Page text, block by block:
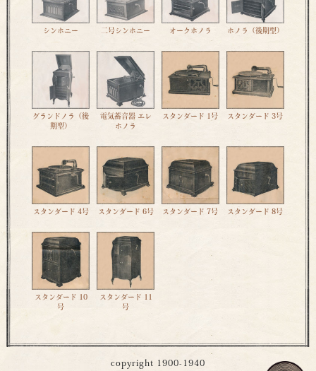
シンホニー 二号シンホニー オークホノラ ホノラ（後期型）
グランドノラ（後
期型）
電気蓄音器 エレ
ホノラ
スタンダード 1号 スタンダード 3号
スタンダード 4号 スタンダード 6号 スタンダード 7号 スタンダード 8号
スタンダード 10
号
スタンダード 11
号
copyright 1900-1940